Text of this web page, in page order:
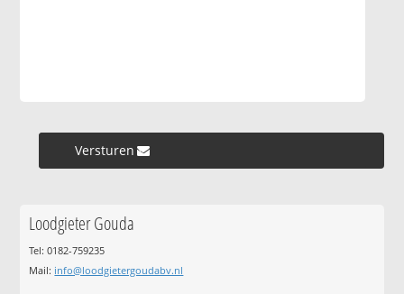
Versturen »
Loodgieter Gouda
Tel: 0182-759235
Mail: info@loodgietergoudabv.nl